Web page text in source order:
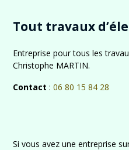
Tout travaux
Entreprise pour tous les
Christophe MARTIN.
Contact :06 80 15 84 28
Si vous avez une entreprise